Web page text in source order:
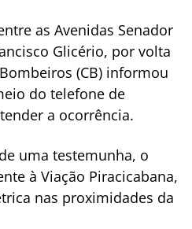
as Avenidas Senador
Glicério, por volta
(CB) informou
do telefone de
a ocorrência.
uma testemunha, o
à Viação Piracicabana,
nas proximidades da